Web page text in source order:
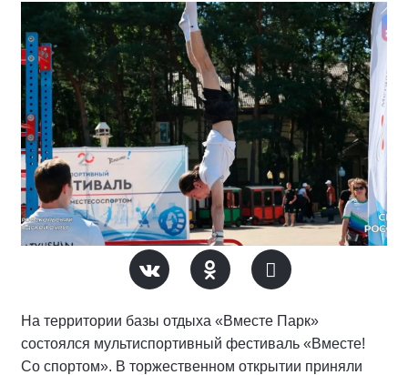
На территории базы отдыха «Вместе Парк»
состоялся мультиспортивный фестиваль «Вместе!
Со спортом». В торжественном открытии приняли